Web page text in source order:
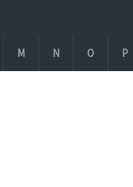
M N O P